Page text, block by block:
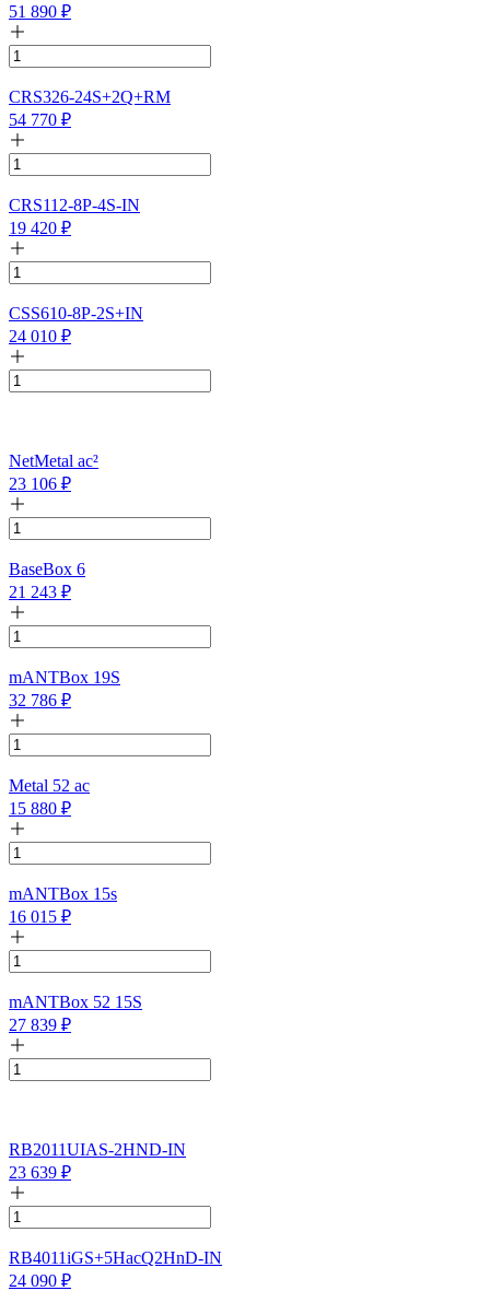
51 890 ₽
CRS326-24S+2Q+RM
54 770 ₽
CRS112-8P-4S-IN
19 420 ₽
CSS610-8P-2S+IN
24 010 ₽
NetMetal ac²
23 106 ₽
BaseBox 6
21 243 ₽
mANTBox 19S
32 786 ₽
Metal 52 ac
15 880 ₽
mANTBox 15s
16 015 ₽
mANTBox 52 15S
27 839 ₽
RB2011UIAS-2HND-IN
23 639 ₽
RB4011iGS+5HacQ2HnD-IN
24 090 ₽